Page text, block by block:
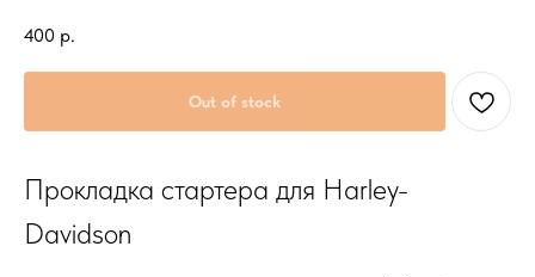
400 р.
Out of stock
Прокладка стартера для Harley-
Davidson